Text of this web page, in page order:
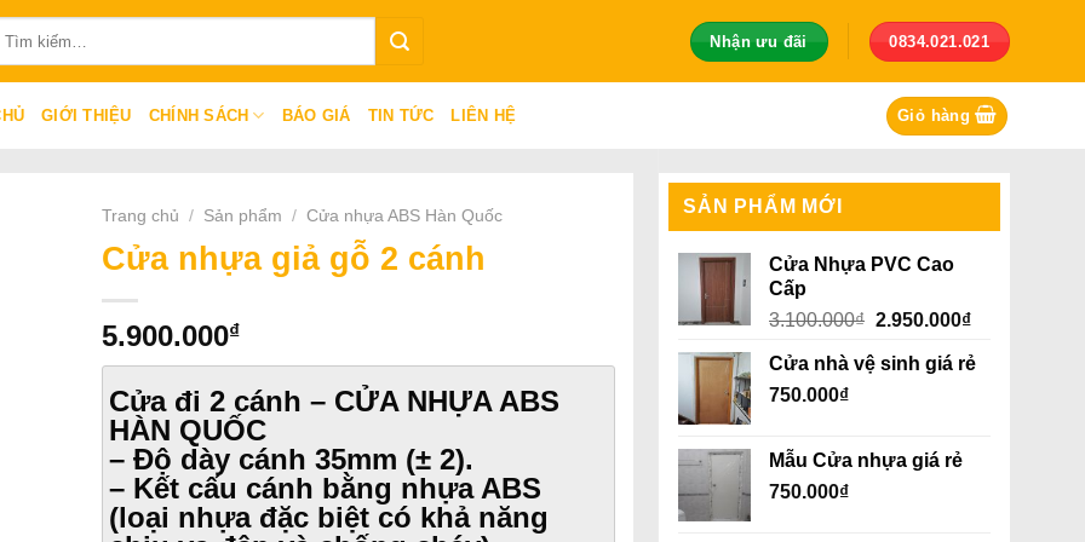
Nhận ưu đãi 0834.021.021
GIỚI THIỆU CHÍNH SÁCH BÁO GIÁ TIN TỨC LIÊN HỆ Giỏ hàng
SẢN PHẨM MỚI
Cửa Nhựa PVC Cao
Cấp
3.100.000₫ Giá
là:
2.950.000₫Giá
tại
Cửa nhà vệ sinh giá rẻ
750.000₫
Mẫu Cửa nhựa giá rẻ
750.000₫
Trang chủ / Sản phẩm / Cửa nhựa ABS Hàn Quốc
Cửa nhựa giả gỗ 2 cánh
5.900.000₫
Cửa đi 2 cánh – CỬA NHỰA ABS
HÀN QUỐC
– Độ dày cánh 35mm (± 2).
– Kết cấu cánh bằng nhựa ABS
(loại nhựa đặc biệt có khả năng